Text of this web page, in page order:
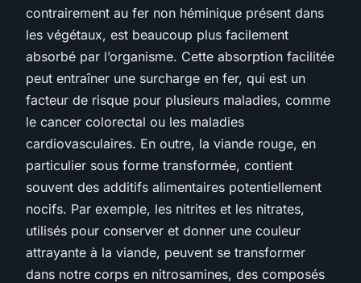
contrairement au fer non héminique présent dans
les végétaux, est beaucoup plus facilement
absorbé par l’organisme. Cette absorption facilitée
peut entraîner une surcharge en fer, qui est un
facteur de risque pour plusieurs maladies, comme
le cancer colorectal ou les maladies
cardiovasculaires. En outre, la viande rouge, en
particulier sous forme transformée, contient
souvent des additifs alimentaires potentiellement
nocifs. Par exemple, les nitrites et les nitrates,
utilisés pour conserver et donner une couleur
attrayante à la viande, peuvent se transformer
dans notre corps en nitrosamines, des composés